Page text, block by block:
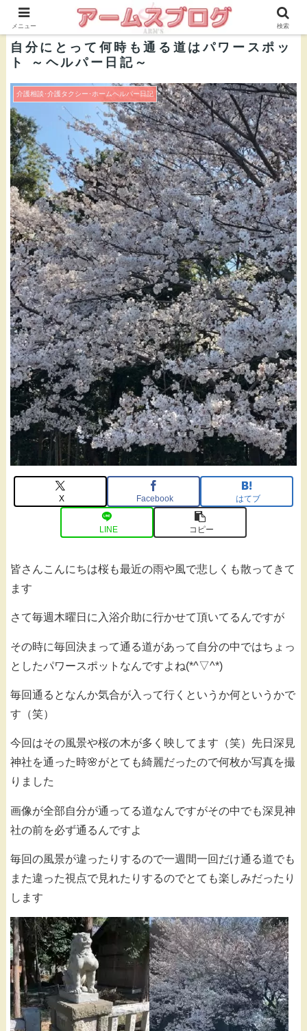
株式会社ＡＲＭ’Ｓ 公式ブログ
自分にとって何時も通る道はパワースポッ
ト ～ヘルパー日記～
介護相談･介護タクシー･ホームヘルパー日記
X Facebook はてブ
LINE コピー
皆さんこんにちは桜も最近の雨や風で悲しくも散ってきて
ます
さて毎週木曜日に入浴介助に行かせて頂いてるんですが
その時に毎回決まって通る道があって自分の中ではちょっ
としたパワースポットなんですよね(*^▽^*)
毎回通るとなんか気合が入って行くというか何というかで
す（笑）
今回はその風景や桜の木が多く映してます（笑）先日深見
神社を通った時🌸がとても綺麗だったので何枚か写真を撮
りました
画像が全部自分が通ってる道なんですがその中でも深見神
社の前を必ず通るんですよ
毎回の風景が違ったりするので一週間一回だけ通る道でも
また違った視点で見れたりするのでとても楽しみだったり
します
メニュー 検索